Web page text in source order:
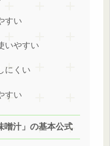
すい
いやすい
にくい
すい
噌汁」の基本公式